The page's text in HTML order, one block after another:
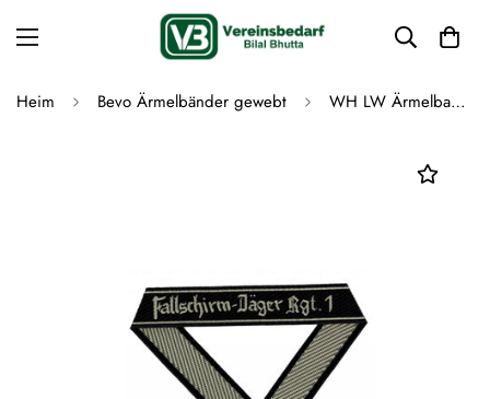
Heim Bevo Ärmelbänder gewebt WH LW Ärmelband “Fallschirm-Jäger Rgt.1” Bevo cuff title